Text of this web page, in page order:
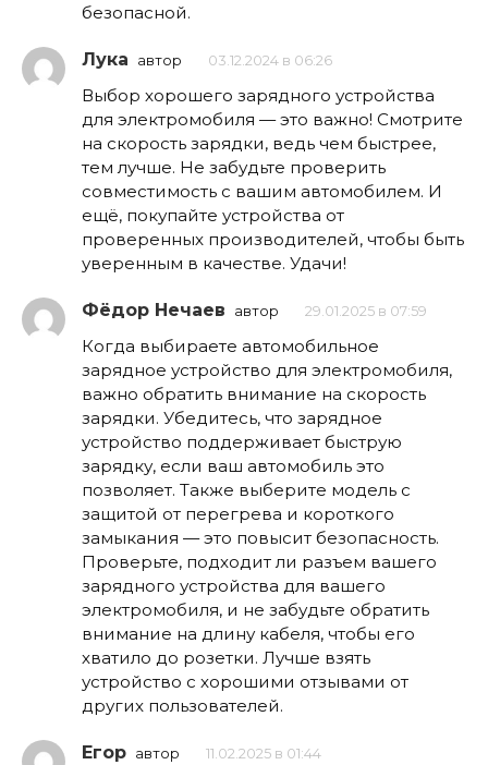
безопасной.
Лука автор 03.12.2024 в 06:26
Выбор хорошего зарядного устройства
для электромобиля — это важно! Смотрите
на скорость зарядки, ведь чем быстрее,
тем лучше. Не забудьте проверить
совместимость с вашим автомобилем. И
ещё, покупайте устройства от
проверенных производителей, чтобы быть
уверенным в качестве. Удачи!
Фёдор Нечаев автор 29.01.2025 в 07:59
Когда выбираете автомобильное
зарядное устройство для электромобиля,
важно обратить внимание на скорость
зарядки. Убедитесь, что зарядное
устройство поддерживает быструю
зарядку, если ваш автомобиль это
позволяет. Также выберите модель с
защитой от перегрева и короткого
замыкания — это повысит безопасность.
Проверьте, подходит ли разъем вашего
зарядного устройства для вашего
электромобиля, и не забудьте обратить
внимание на длину кабеля, чтобы его
хватило до розетки. Лучше взять
устройство с хорошими отзывами от
других пользователей.
Егор автор 11.02.2025 в 01:44